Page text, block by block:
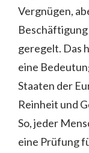
Vergnügen,
geregelt. Das
eine
Staaten der
Reinheit und
So, jeder
eine Prüfung